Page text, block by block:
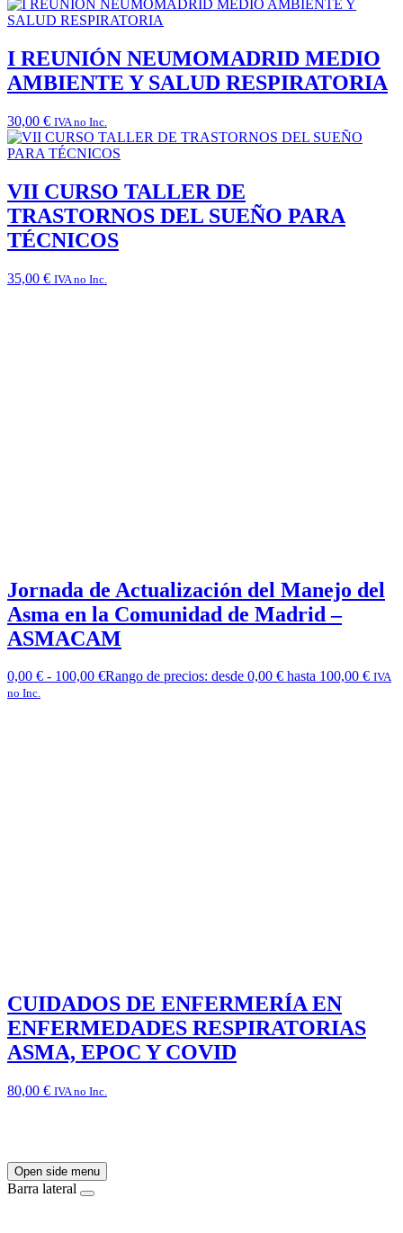
I REUNIÓN NEUMOMADRID MEDIO
AMBIENTE Y SALUD RESPIRATORIA
30,00 € IVA no Inc.
VII CURSO TALLER DE
TRASTORNOS DEL SUEÑO PARA
TÉCNICOS
35,00 € IVA no Inc.
Jornada de Actualización del Manejo del
Asma en la Comunidad de Madrid –
ASMACAM
0,00 € - 100,00 €Rango de precios: desde 0,00 € hasta 100,00 € IVA
no Inc.
CUIDADOS DE ENFERMERÍA EN
ENFERMEDADES RESPIRATORIAS
ASMA, EPOC Y COVID
80,00 € IVA no Inc.
Open side menu
Barra lateral